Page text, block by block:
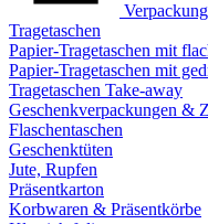
Tragetaschen
Papier-Tragetaschen mit
Papier-Tragetaschen mit
Tragetaschen Take-away
Geschenkverpackungen &
Flaschentaschen
Geschenktüten
Jute, Rupfen
Präsentkarton
Korbwaren & Präsentkörbe